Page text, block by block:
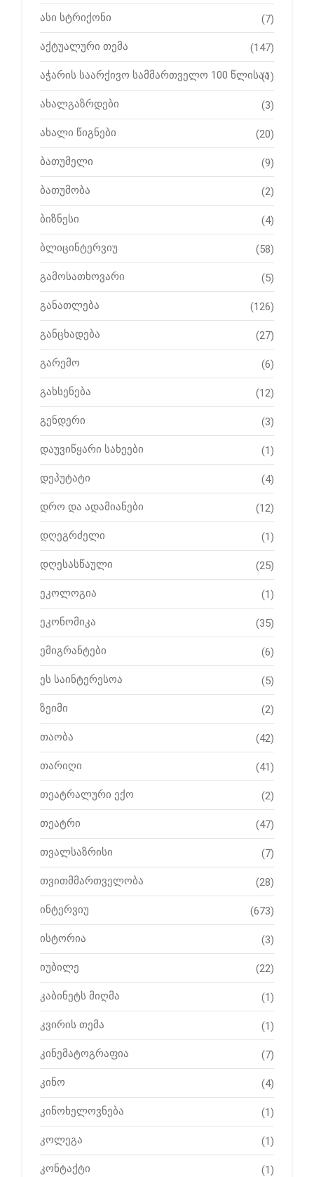
ასი სტრიქონი (7)
აქტუალური თემა (147)
აჭარის საარქივო სამმართველო 100 წლისაა
(1)
ახალგაზრდები (3)
ახალი წიგნები (20)
ბათუმელი (9)
ბათუმობა (2)
ბიზნესი (4)
ბლიცინტერვიუ (58)
გამოსათხოვარი (5)
განათლება (126)
განცხადება (27)
გარემო (6)
გახსენება (12)
გენდერი (3)
დაუვიწყარი სახეები (1)
დეპუტატი (4)
დრო და ადამიანები (12)
დღეგრძელი (1)
დღესასწაული (25)
ეკოლოგია (1)
ეკონომიკა (35)
ემიგრანტები (6)
ეს საინტერესოა (5)
ზეიმი (2)
თაობა (42)
თარიღი (41)
თეატრალური ექო (2)
თეატრი (47)
თვალსაზრისი (7)
თვითმმართველობა (28)
ინტერვიუ (673)
ისტორია (3)
იუბილე (22)
კაბინეტს მიღმა (1)
კვირის თემა (1)
კინემატოგრაფია (7)
კინო (4)
კინოხელოვნება (1)
კოლეგა (1)
კონტაქტი (1)